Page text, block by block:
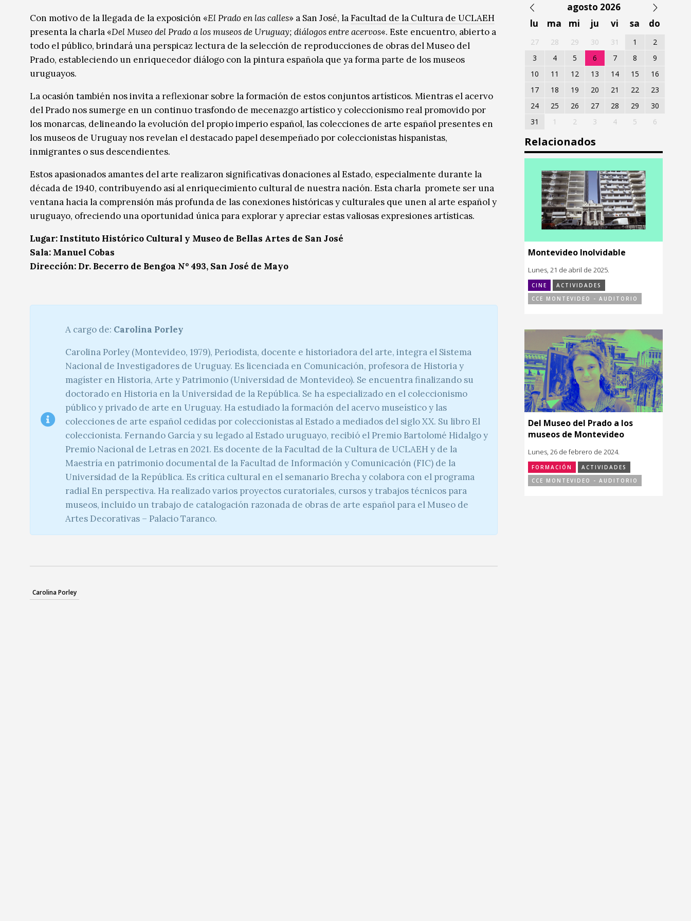
Música
Música
Sin categoría Sin categoría
Con motivo de la llegada de la exposición «El Prado en las calles» a San José, laFacultad de la Cultura de UCLAEH
presenta la charla «Del Museo del Prado a los museos de Uruguay; diálogos entre acervos«. Este encuentro, abierto a
todo el público, brindará una perspicaz lectura de la selección de reproducciones de obras del Museo del
Prado, estableciendo un enriquecedor diálogo con la pintura española que ya forma parte de los museos
uruguayos.
La ocasión también nos invita a reflexionar sobre la formación de estos conjuntos artísticos. Mientras el acervo
del Prado nos sumerge en un continuo trasfondo de mecenazgo artístico y coleccionismo real promovido por
los monarcas, delineando la evolución del propio imperio español, las colecciones de arte español presentes en
los museos de Uruguay nos revelan el destacado papel desempeñado por coleccionistas hispanistas,
inmigrantes o sus descendientes.
Estos apasionados amantes del arte realizaron significativas donaciones al Estado, especialmente durante la
década de 1940, contribuyendo así al enriquecimiento cultural de nuestra nación. Esta charla promete ser una
ventana hacia la comprensión más profunda de las conexiones históricas y culturales que unen al arte español y
uruguayo, ofreciendo una oportunidad única para explorar y apreciar estas valiosas expresiones artísticas.
Lugar: Instituto Histórico Cultural y Museo de Bellas Artes de San José
Sala: Manuel Cobas
Dirección: Dr. Becerro de Bengoa Nº 493, San José de Mayo
A cargo de: Carolina Porley
Carolina Porley (Montevideo, 1979), Periodista, docente e historiadora del arte, integra el Sistema
Nacional de Investigadores de Uruguay. Es licenciada en Comunicación, profesora de Historia y
magíster en Historia, Arte y Patrimonio (Universidad de Montevideo). Se encuentra finalizando su
doctorado en Historia en la Universidad de la República. Se ha especializado en el coleccionismo
público y privado de arte en Uruguay. Ha estudiado la formación del acervo museístico y las
colecciones de arte español cedidas por coleccionistas al Estado a mediados del siglo XX. Su libro El
coleccionista. Fernando García y su legado al Estado uruguayo, recibió el Premio Bartolomé Hidalgo y
Premio Nacional de Letras en 2021. Es docente de la Facultad de la Cultura de UCLAEH y de la
Maestría en patrimonio documental de la Facultad de Información y Comunicación (FIC) de la
Universidad de la República. Es crítica cultural en el semanario Brecha y colabora con el programa
radial En perspectiva. Ha realizado varios proyectos curatoriales, cursos y trabajos técnicos para
museos, incluido un trabajo de catalogación razonada de obras de arte español para el Museo de
Artes Decorativas – Palacio Taranco.
Carolina Porley
agosto 2026
lu
ma mi ju vi sa do
27 28 29 30 31 1
2
3
4 5 6 7 8
9
10
11 12 13 14 15
16
17
18 19 20 21 22
23
24
25 26 27 28 29
30
31
1 2 3 4 5 6
Relacionados
Montevideo Inolvidable
Lunes, 21 de abril de 2025.
CINE
ACTIVIDADES
CCE MONTEVIDEO - AUDITORIO
Del Museo del Prado a los
museos de Montevideo
Lunes, 26 de febrero de 2024.
FORMACIÓN
ACTIVIDADES
CCE MONTEVIDEO - AUDITORIO